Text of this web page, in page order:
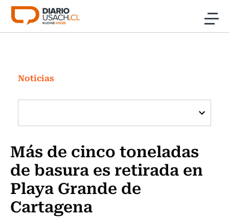
Click acá para ir directamente al contenido
Investigación
Cultura
Programas Radio y TV Usach
Noticias
Más de cinco toneladas
de basura es retirada en
Playa Grande de
Cartagena